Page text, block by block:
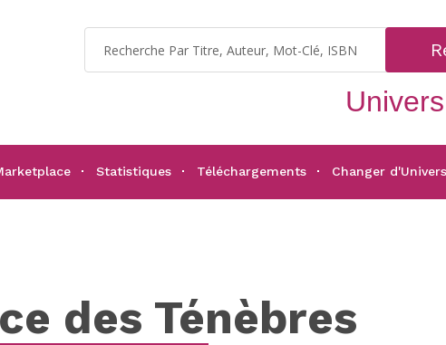
Statistiques Téléchargements Changer d'Univers
des Ténèbres